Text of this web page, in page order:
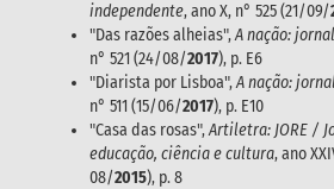
independente, ano X, n° 525 (21/09/
"Das razões alheias",A nação:
n° 521 (24/08/2017), p. E6
"Diarista por Lisboa",A nação:
n° 511 (15/06/2017), p. E10
"Casa das rosas",Artiletra: JORE /
educação, ciência e cultura, ano
08/2015), p. 8